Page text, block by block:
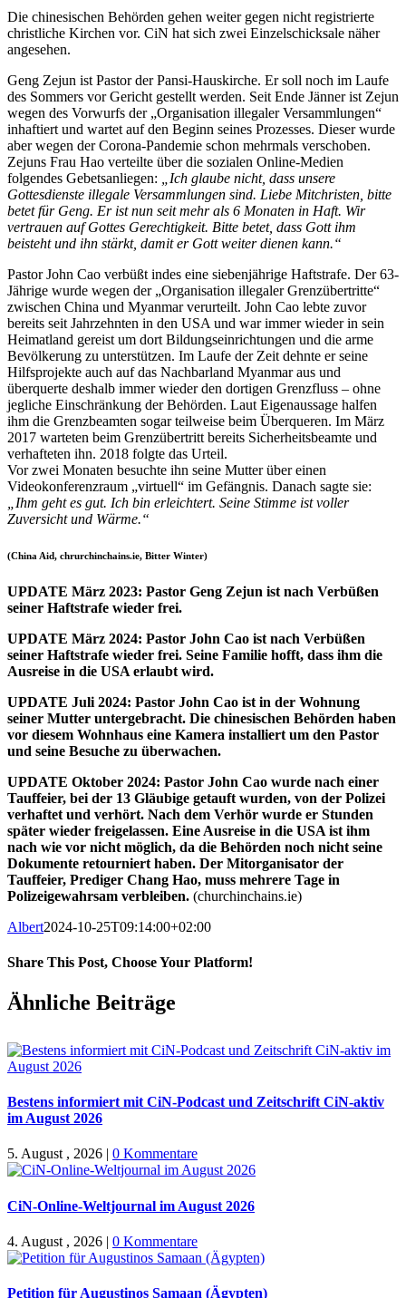
Die chinesischen Behörden gehen weiter gegen nicht registrierte
christliche Kirchen vor. CiN hat sich zwei Einzelschicksale näher
angesehen.
Geng Zejun ist Pastor der Pansi-Hauskirche. Er soll noch im Laufe
des Sommers vor Gericht gestellt werden. Seit Ende Jänner ist Zejun
wegen des Vorwurfs der „Organisation illegaler Versammlungen“
inhaftiert und wartet auf den Beginn seines Prozesses. Dieser wurde
aber wegen der Corona-Pandemie schon mehrmals verschoben.
Zejuns Frau Hao verteilte über die sozialen Online-Medien
folgendes Gebetsanliegen:
„Ich glaube nicht, dass unsere
Gottesdienste illegale Versammlungen sind. Liebe Mitchristen, bitte
betet für Geng. Er ist nun seit mehr als 6 Monaten in Haft. Wir
vertrauen auf Gottes Gerechtigkeit. Bitte betet, dass Gott ihm
beisteht und ihn stärkt, damit er Gott weiter dienen kann.“
Pastor John Cao verbüßt indes eine siebenjährige Haftstrafe. Der 63-
Jährige wurde wegen der „Organisation illegaler Grenzübertritte“
zwischen China und Myanmar verurteilt. John Cao lebte zuvor
bereits seit Jahrzehnten in den USA und war immer wieder in sein
Heimatland gereist um dort Bildungseinrichtungen und die arme
Bevölkerung zu unterstützen. Im Laufe der Zeit dehnte er seine
Hilfsprojekte auch auf das Nachbarland Myanmar aus und
überquerte deshalb immer wieder den dortigen Grenzfluss – ohne
jegliche Einschränkung der Behörden. Laut Eigenaussage halfen
ihm die Grenzbeamten sogar teilweise beim Überqueren. Im März
2017 warteten beim Grenzübertritt bereits Sicherheitsbeamte und
verhafteten ihn. 2018 folgte das Urteil.
Vor zwei Monaten besuchte ihn seine Mutter über einen
Videokonferenzraum „virtuell“ im Gefängnis. Danach sagte sie:
„Ihm geht es gut. Ich bin erleichtert. Seine Stimme ist voller
Zuversicht und Wärme.“
(China Aid, chrurchinchains.ie, Bitter Winter)
UPDATE März 2023: Pastor Geng Zejun ist nach Verbüßen
seiner Haftstrafe wieder frei.
UPDATE März 2024: Pastor John Cao ist nach Verbüßen
seiner Haftstrafe wieder frei. Seine Familie hofft, dass ihm die
Ausreise in die USA erlaubt wird.
UPDATE Juli 2024: Pastor John Cao ist in der Wohnung
seiner Mutter untergebracht. Die chinesischen Behörden haben
vor diesem Wohnhaus eine Kamera installiert um den Pastor
und seine Besuche zu überwachen.
UPDATE Oktober 2024: Pastor John Cao wurde nach einer
Tauffeier, bei der 13 Gläubige getauft wurden, von der Polizei
verhaftet und verhört. Nach dem Verhör wurde er Stunden
später wieder freigelassen. Eine Ausreise in die USA ist ihm
nach wie vor nicht möglich, da die Behörden noch nicht seine
Dokumente retourniert haben. Der Mitorganisator der
Tauffeier, Prediger Chang Hao, muss mehrere Tage in
Polizeigewahrsam verbleiben. (churchinchains.ie)
Albert2024-10-25T09:14:00+02:00
Share This Post, Choose Your Platform!
Facebook
X
WhatsApp
Pinterest
E-
Mail
Ähnliche Beiträge
Bestens informiert mit CiN-Podcast und Zeitschrift CiN-aktiv
im August 2026
5. August , 2026 | 0 Kommentare
CiN-Online-Weltjournal im August 2026
4. August , 2026 | 0 Kommentare
Petition für Augustinos Samaan (Ägypten)